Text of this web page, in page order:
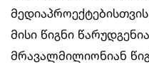
მისი წიგნი
მრავალმილიონიან